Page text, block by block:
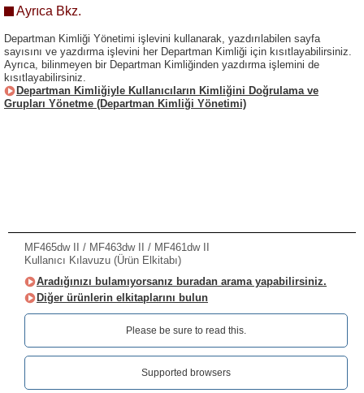
Ayrıca Bkz.
Departman Kimliği Yönetimi işlevini kullanarak, yazdırılabilen sayfa
sayısını ve yazdırma işlevini her Departman Kimliği için kısıtlayabilirsiniz.
Ayrıca, bilinmeyen bir Departman Kimliğinden yazdırma işlemini de
kısıtlayabilirsiniz.
Departman Kimliğiyle Kullanıcıların Kimliğini Doğrulama ve
Grupları Yönetme (Departman Kimliği Yönetimi)
MF465dw II / MF463dw II / MF461dw II
Kullanıcı Kılavuzu (Ürün Elkitabı)
Aradığınızı bulamıyorsanız buradan arama yapabilirsiniz.
Diğer ürünlerin elkitaplarını bulun
Please be sure to read this.‎
Supported browsers